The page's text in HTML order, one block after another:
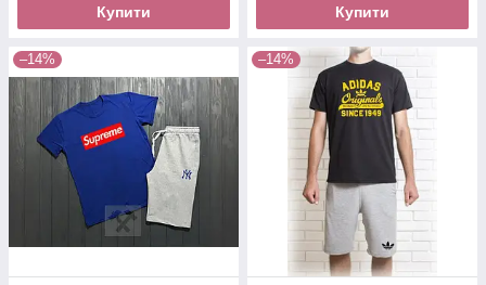
Купити Купити
–14% –14%